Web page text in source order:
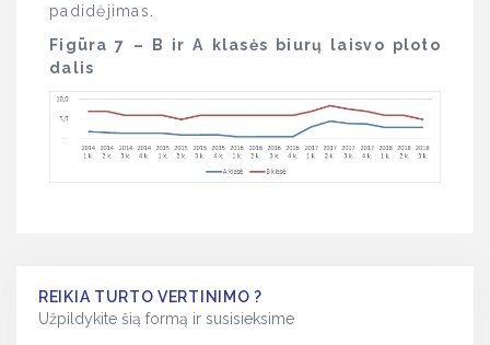
padidėjimas.
Figūra 7 – B ir A klasės biurų laisvo ploto
dalis
REIKIA TURTO VERTINIMO ?
Užpildykite šią formą ir susisieksime